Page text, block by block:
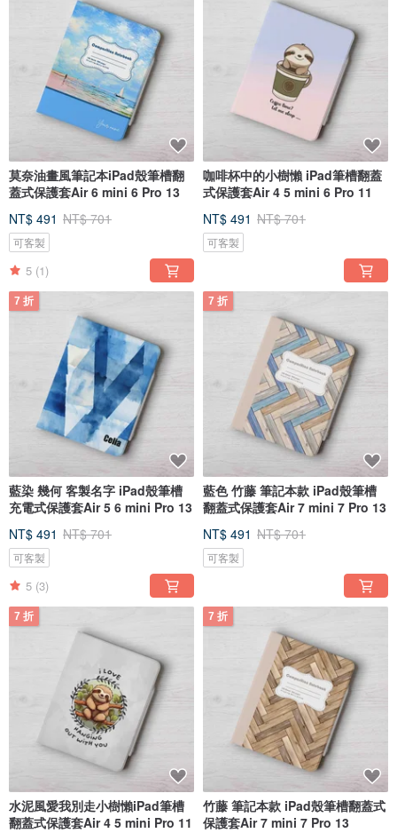
莫奈油畫風筆記本iPad殼筆槽翻
蓋式保護套Air 6 mini 6 Pro 13
NT$ 491 NT$ 701
可客製
5 (1)
咖啡杯中的小樹懶 iPad筆槽翻蓋
式保護套Air 4 5 mini 6 Pro 11
NT$ 491 NT$ 701
可客製
7 折
藍染 幾何 客製名字 iPad殼筆槽
充電式保護套Air 5 6 mini Pro 13
NT$ 491 NT$ 701
可客製
5 (3)
7 折
藍色 竹藤 筆記本款 iPad殼筆槽
翻蓋式保護套Air 7 mini 7 Pro 13
NT$ 491 NT$ 701
可客製
7 折
水泥風愛我別走小樹懶iPad筆槽
翻蓋式保護套Air 4 5 mini Pro 11
7 折
竹藤 筆記本款 iPad殼筆槽翻蓋式
保護套Air 7 mini 7 Pro 13